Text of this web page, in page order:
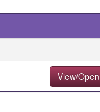
View/Open